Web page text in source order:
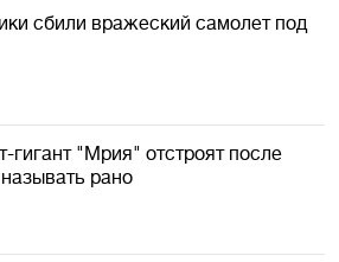
сбили вражеский самолет под
гигант "Мрия" отстроят после
рано